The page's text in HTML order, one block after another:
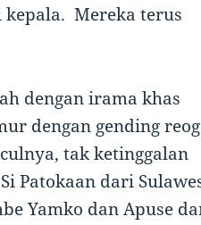
kepala. Mereka terus
dengan irama khas
dengan gending
tak ketinggalan
Patokaan dari
Yamko dan Apuse